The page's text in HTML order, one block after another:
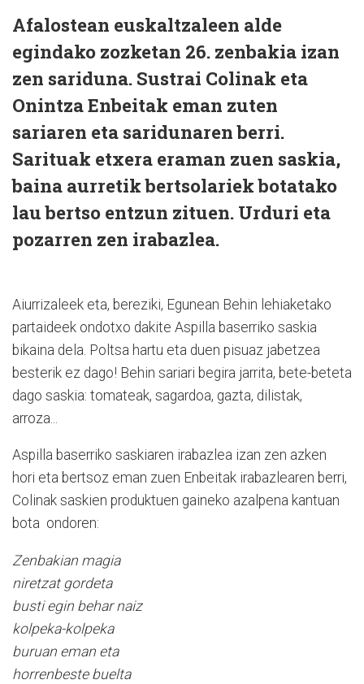
Afalostean euskaltzaleen alde
egindako zozketan 26. zenbakia izan
zen sariduna. Sustrai Colinak eta
Onintza Enbeitak eman zuten
sariaren eta saridunaren berri.
Sarituak etxera eraman zuen saskia,
baina aurretik bertsolariek botatako
lau bertso entzun zituen. Urduri eta
pozarren zen irabazlea.
Aiurrizaleek eta, bereziki, Egunean Behin lehiaketako
partaideek ondotxo dakite Aspilla baserriko saskia
bikaina dela. Poltsa hartu eta duen pisuaz jabetzea
besterik ez dago! Behin sariari begira jarrita, bete-beteta
dago saskia: tomateak, sagardoa, gazta, dilistak,
arroza...
Aspilla baserriko saskiaren irabazlea izan zen azken
hori eta bertsoz eman zuen Enbeitak irabazlearen berri,
Colinak saskien produktuen gaineko azalpena kantuan
bota ondoren:
Zenbakian magia
niretzat gordeta
busti egin behar naiz
kolpeka-kolpeka
buruan eman eta
horrenbeste buelta